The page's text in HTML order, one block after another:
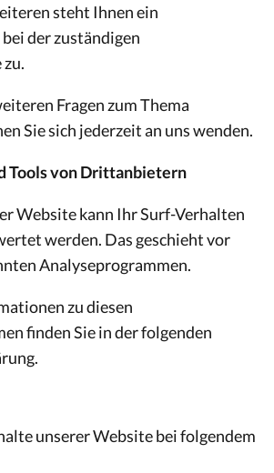
steht Ihnen ein
der zuständigen
Fragen zum Thema
Sie sich jederzeit an uns wenden.
Tools von Drittanbietern
Website kann Ihr Surf-Verhalten
werden. Das geschieht vor
Analyseprogrammen.
zu diesen
finden Sie in der folgenden
unserer Website bei folgendem